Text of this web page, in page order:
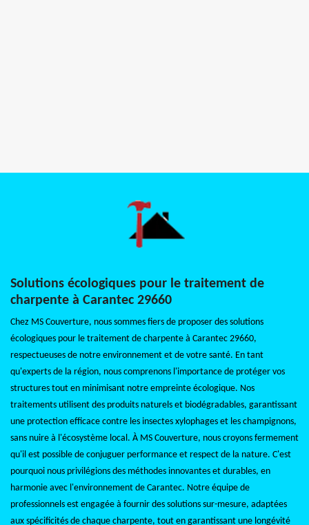
Solutions écologiques pour le traitement de
charpente à Carantec 29660
Chez MS Couverture, nous sommes fiers de proposer des solutions
écologiques pour le traitement de charpente à Carantec 29660,
respectueuses de notre environnement et de votre santé. En tant
qu'experts de la région, nous comprenons l'importance de protéger vos
structures tout en minimisant notre empreinte écologique. Nos
traitements utilisent des produits naturels et biodégradables, garantissant
une protection efficace contre les insectes xylophages et les champignons,
sans nuire à l'écosystème local. À MS Couverture, nous croyons fermement
qu'il est possible de conjuguer performance et respect de la nature. C'est
pourquoi nous privilégions des méthodes innovantes et durables, en
harmonie avec l'environnement de Carantec. Notre équipe de
professionnels est engagée à fournir des solutions sur-mesure, adaptées
aux spécificités de chaque charpente, tout en garantissant une longévité